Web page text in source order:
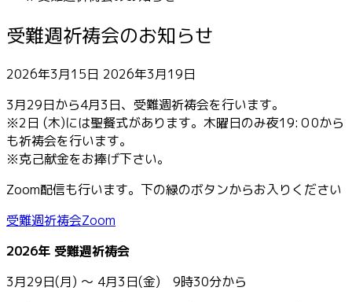
受難週祈祷会のお知らせ
2026年3月15日 最
更
新
日
時
:
2026年3月19日
3月29日から4月3日、受難週祈祷会を行います。
※2日 (木)には聖餐式があります。木曜日のみ夜19:０0から
も祈祷会を行います。
※克己献金をお捧げ下さい。
Zoom配信も行います。下の緑のボタンからお入りください
受難週祈祷会Zoom
2026年 受難週祈祷会
3月29日(月) ～ 4月3日(金) 9時30分から